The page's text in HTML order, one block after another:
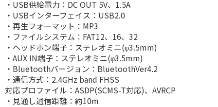
・USB供給電力：DC OUT 5V、1.5A
・USBインターフェイス：USB2.0
・再生フォーマット：MP3
・ファイルシステム：FAT12、16、32
・ヘッドホン端子：ステレオミニ(φ3.5mm)
・AUX IN端子：ステレオミニ(φ3.5mm)
・Bluetoothバージョン：BluetoothVer4.2
・通信方式：2.4GHz band FHSS
対応プロファイル：ASDP(SCMS-T対応)、AVRCP
・見通し通信距離：約10m